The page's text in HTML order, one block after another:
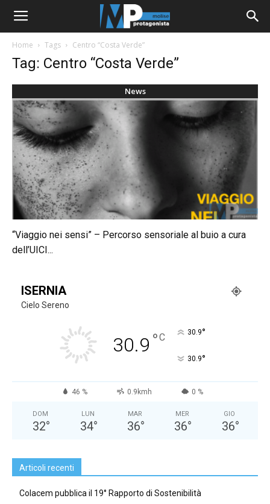
Home Tags Centro “Costa Verde”
Tag: Centro “Costa Verde”
News
“Viaggio nei sensi” – Percorso sensoriale al buio a cura
dell’UICI...
ISERNIA
Cielo Sereno
30.9 °C 30.9°
30.9°
46 % 0.9kmh 0 %
DOM
32°
LUN
34°
MAR
36°
MER
36°
GIO
36°
Articoli recenti
Colacem pubblica il 19° Rapporto di Sostenibilità